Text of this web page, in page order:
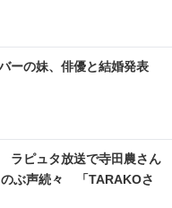
ーの妹、俳優と結婚発表
ピュタ放送で寺田農さん
のぶ声続々 「TARAKOさ